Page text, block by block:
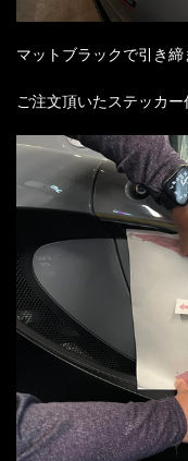
マットブラックで引き締
ご注文頂いたステッカー